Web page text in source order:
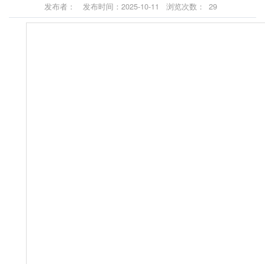
发布者： 发布时间：2025-10-11 浏览次数： 29